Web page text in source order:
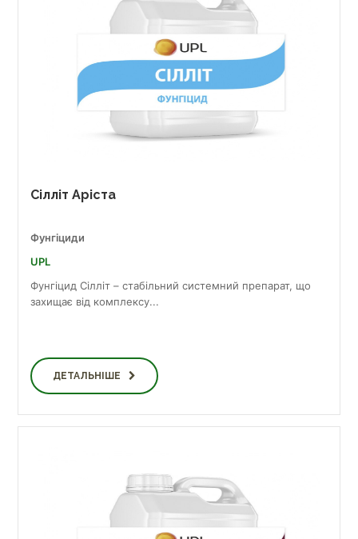
Сілліт Аріста
Фунгіциди
UPL
Фунгіцид Сілліт – стабільний системний препарат, що
захищає від комплексу...
ДЕТАЛЬНІШЕ